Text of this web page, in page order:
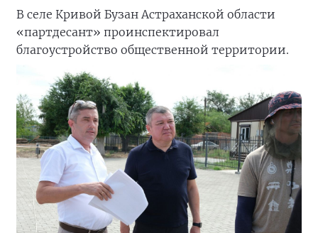
В селе Кривой Бузан Астраханской области
«партдесант» проинспектировал
благоустройство общественной территории.